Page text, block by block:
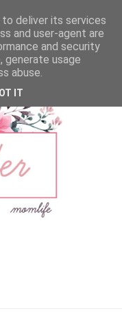
deliver its services
and user-agent are
and security
generate usage
abuse.
IT